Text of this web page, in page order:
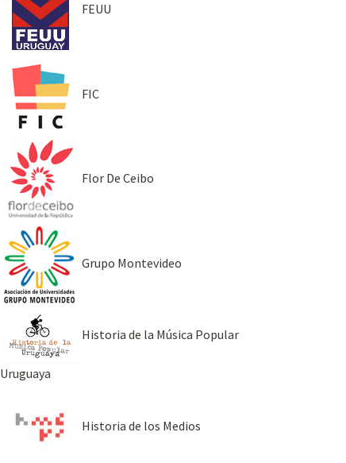
FEUU
FIC
Flor De Ceibo
Grupo Montevideo
Historia de la Música Popular
Uruguaya
Historia de los Medios